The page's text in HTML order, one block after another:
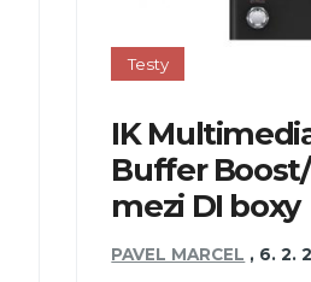
Testy
IK
Buffer
mezi DI boxy
PAVEL MARCEL , 6. 2.